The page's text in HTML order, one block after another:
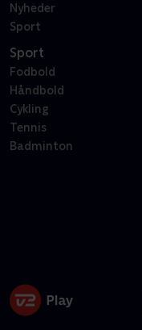
Nyheder
Sport
Sport
Fodbold
Håndbold
Cykling
Tennis
Badminton